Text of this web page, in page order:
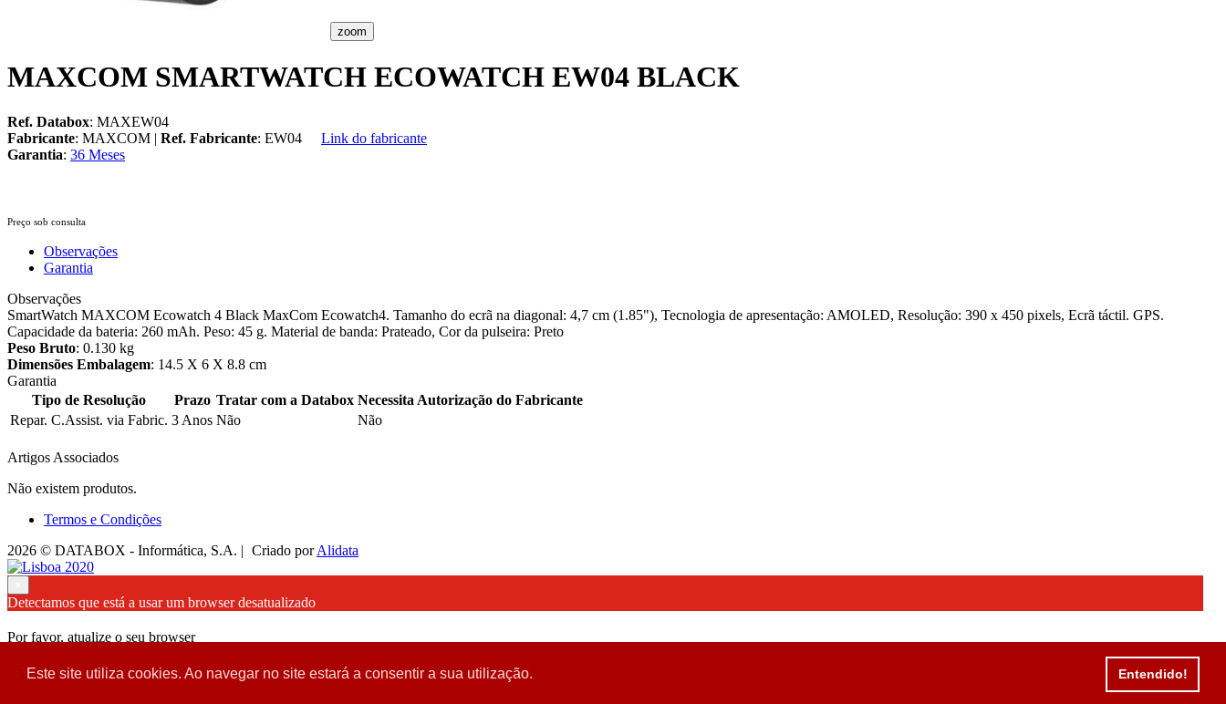
Este site utiliza cookies. Ao navegar no site estará a consentir a sua utilização. Entendido!
zoom
MAXCOM SMARTWATCH ECOWATCH EW04 BLACK
Ref. Databox: MAXEW04
Fabricante: MAXCOM | Ref. Fabricante: EW04
Link do fabricante
Garantia: 36 Meses
Preço sob consulta
Observações
Garantia
Observações
SmartWatch MAXCOM Ecowatch 4 Black MaxCom Ecowatch4. Tamanho do ecrã na diagonal: 4,7 cm (1.85"), Tecnologia de apresentação: AMOLED, Resolução: 390 x 450 pixels, Ecrã táctil. GPS.
Capacidade da bateria: 260 mAh. Peso: 45 g. Material de banda: Prateado, Cor da pulseira: Preto
Peso Bruto: 0.130 kg
Dimensões Embalagem: 14.5 X 6 X 8.8 cm
Garantia
Tipo de Resolução
Prazo Tratar com a Databox Necessita Autorização do Fabricante
Repar. C.Assist. via Fabric. 3 Anos Não Não
Artigos Associados
Não existem produtos.
Termos e Condições
2026 © DATABOX - Informática, S.A. | Criado porAlidata
Detectamos que está a usar um browser desatualizado
Por favor, atualize o seu browser